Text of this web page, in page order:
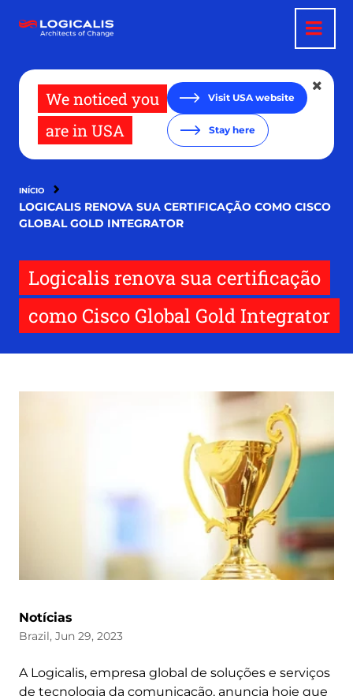
para
We noticed you
are in USA
Visit USA website
Stay here
INÍCIO
LOGICALIS RENOVA SUA CERTIFICAÇÃO COMO CISCO
GLOBAL GOLD INTEGRATOR
Logicalis renova sua certificação
como Cisco Global Gold Integrator
Notícias
Brazil, Jun 29, 2023
A Logicalis, empresa global de soluções e serviços
de tecnologia da comunicação, anuncia hoje que